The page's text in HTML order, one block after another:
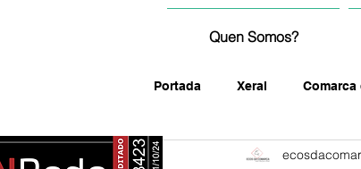
Quen Somos?
Portada Xeral Comarca
fotografía